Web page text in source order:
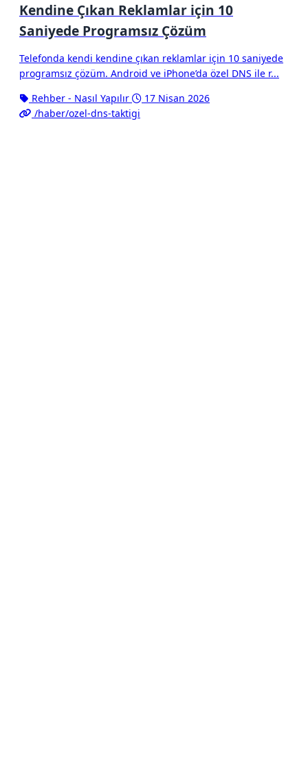
Kendine Çıkan Reklamlar için 10
Saniyede Programsız Çözüm
Telefonda kendi kendine çıkan reklamlar için 10 saniyede
programsız çözüm. Android ve iPhone’da özel DNS ile r...
Rehber - Nasıl Yapılır
17 Nisan 2026
/haber/ozel-dns-taktigi